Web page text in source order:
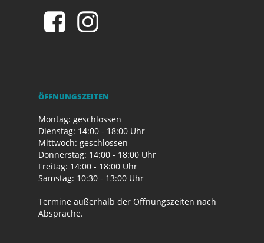
ÖFFNUNGSZEITEN
Montag: geschlossen
Dienstag: 14:00 - 18:00 Uhr
Mittwoch: geschlossen
Donnerstag: 14:00 - 18:00 Uhr
Freitag: 14:00 - 18:00 Uhr
Samstag: 10:30 - 13:00 Uhr
Termine außerhalb der Öffnungszeiten nach
Absprache.